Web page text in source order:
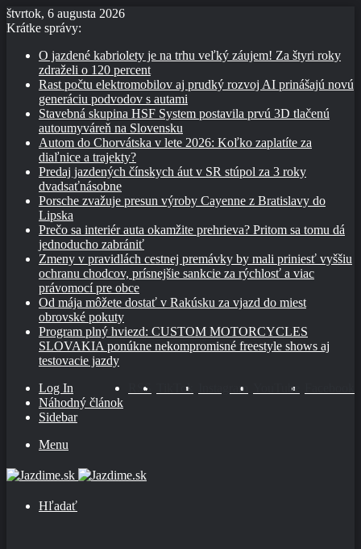
štvrtok, 6 augusta 2026
Krátke správy:
O jazdené kabriolety je na trhu veľký záujem! Za štyri roky
zdraželi o 120 percent
Rast počtu elektromobilov aj prudký rozvoj AI prinášajú novú
generáciu podvodov s autami
Stavebná skupina HSF System postavila prvú 3D tlačenú
autoumyváreň na Slovensku
Autom do Chorvátska v lete 2026: Koľko zaplatíte za
diaľnice a trajekty?
Predaj jazdených čínskych áut v SR stúpol za 3 roky
dvadsaťnásobne
Porsche zvažuje presun výroby Cayenne z Bratislavy do
Lipska
Prečo sa interiér auta okamžite prehrieva? Pritom sa tomu dá
jednoducho zabrániť
Zmeny v pravidlách cestnej premávky by mali priniesť vyššiu
ochranu chodcov, prísnejšie sankcie za rýchlosť a viac
právomocí pre obce
Od mája môžete dostať v Rakúsku za vjazd do miest
obrovské pokuty
Program plný hviezd: CUSTOM MOTORCYCLES
SLOVAKIA ponúkne nekompromisné freestyle shows aj
testovacie jazdy
YouTube
Instagram
TikTok
RSS
Log In
Náhodný článok
Sidebar
Menu
Hľadať